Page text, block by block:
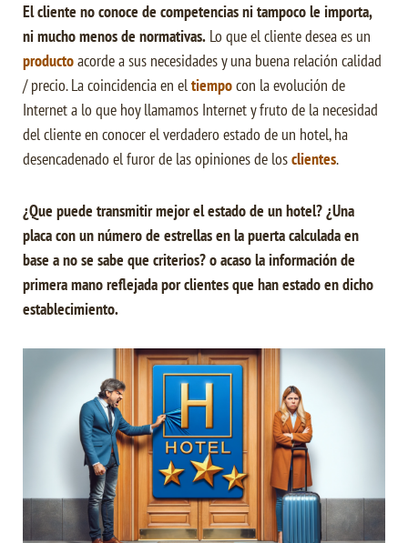
El cliente no conoce de competencias ni tampoco le importa,
ni mucho menos de normativas. Lo que el cliente desea es un
productoacorde a sus necesidades y una buena relación calidad
/ precio. La coincidencia en eltiempocon la evolución de
Internet a lo que hoy llamamos Internet y fruto de la necesidad
del cliente en conocer el verdadero estado de un hotel, ha
desencadenado el furor de las opiniones de losclientes.
¿Que puede transmitir mejor el estado de un hotel? ¿Una
placa con un número de estrellas en la puerta calculada en
base a no se sabe que criterios? o acaso la información de
primera mano reflejada por clientes que han estado en dicho
establecimiento.